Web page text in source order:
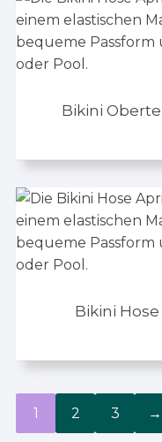
Bikini
Bikini
1 2 3 →